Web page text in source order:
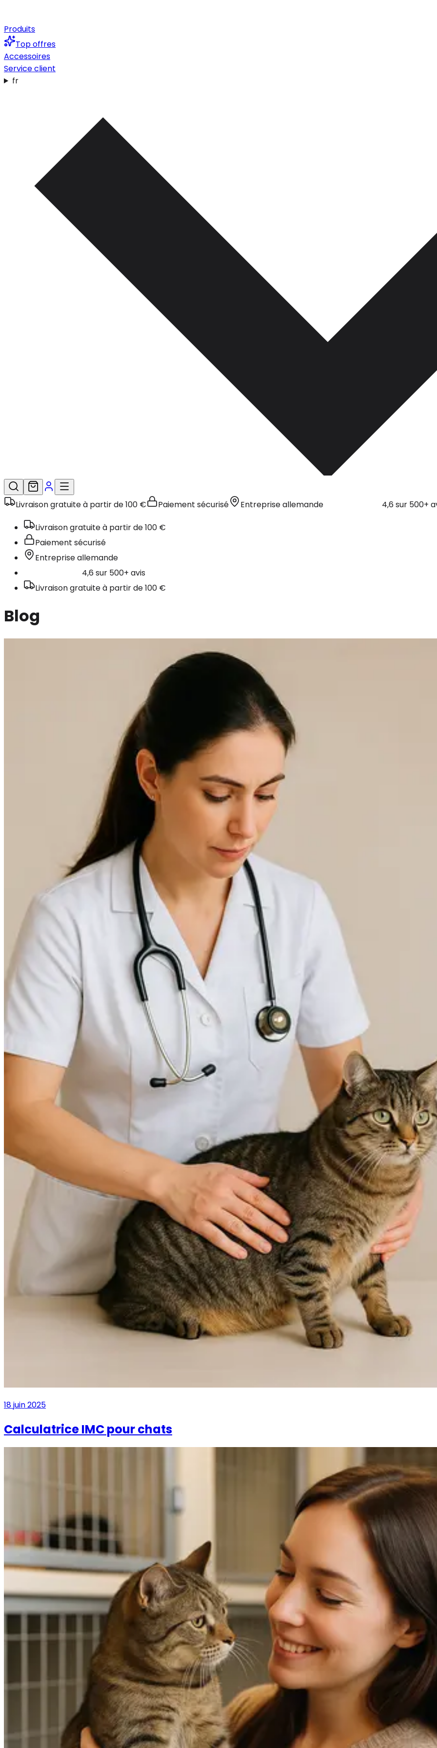
Produits
Top offres
Accessoires
Service client
fr
Livraison gratuite à partir de 100 € Paiement sécurisé Entreprise allemande 4,6 sur 500+
Livraison gratuite à partir de 100 €
Paiement sécurisé
Entreprise allemande
4,6 sur 500+ avis
Livraison gratuite à partir de 100 €
Blog
18 juin 2025
Calculatrice IMC pour chats